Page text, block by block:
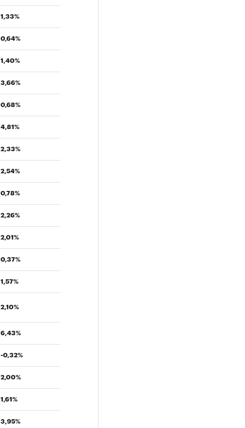
1,33%
0,64%
1,40%
3,66%
0,68%
4,81%
2,33%
2,54%
0,78%
2,26%
2,01%
0,37%
1,57%
2,10%
6,43%
-0,32%
2,00%
1,61%
3,95%